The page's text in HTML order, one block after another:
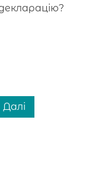
Далі